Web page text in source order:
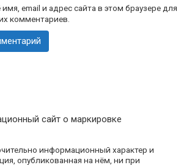
email и адрес сайта в этом браузере для
комментариев.
сайт о маркировке
информационный характер и
опубликованная на нём, ни при